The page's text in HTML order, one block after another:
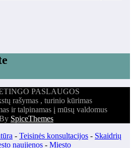
PASLAUGOS
rašymas , turinio kūrimas
ir talpinamas į mūsų valdomus
SpiceThemes
- Teisinės konsultacijos - Skaidrių
naujienos - Miesto